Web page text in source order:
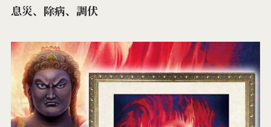
息災、除病、調伏